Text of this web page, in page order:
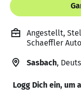
Angestellt,
Schaeffler
Sasbach,
Logg Dich ein, um